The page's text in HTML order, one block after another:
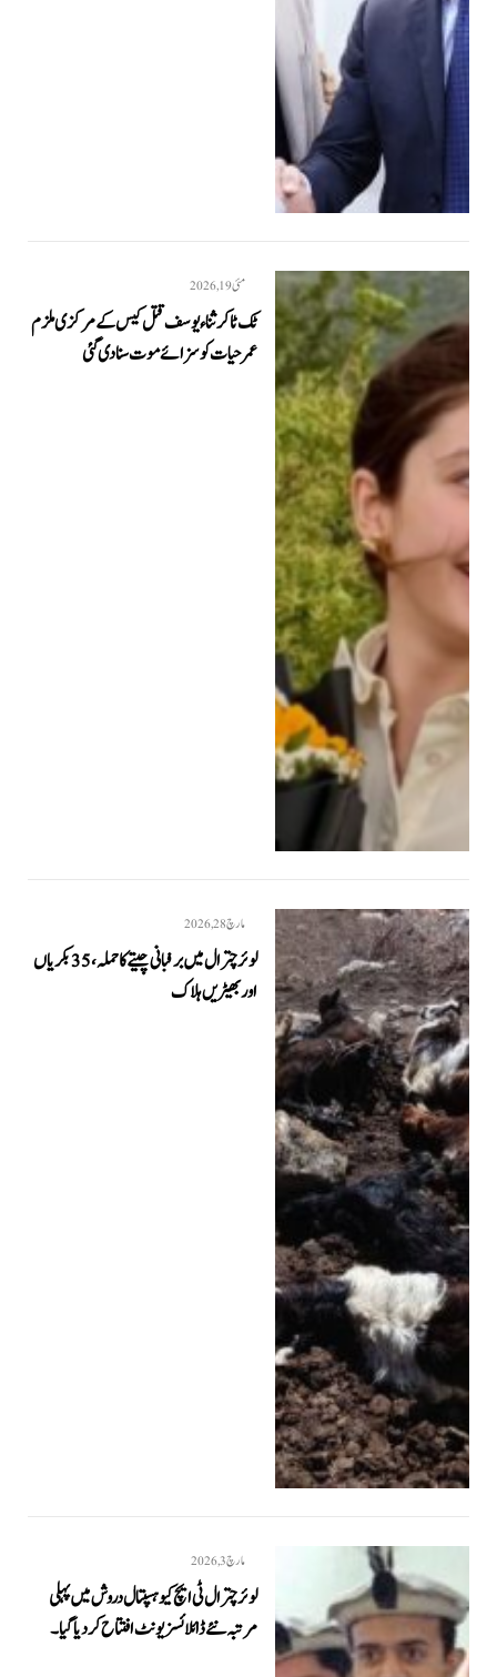
مئی 19, 2026
ٹک ٹاکر ثناء یوسف قتل کیس کے مرکزی ملزم
عمر حیات کو سزائے موت سنا دی گئی
مارچ 28, 2026
لوئر چترال میں برفبانی چیتے کا حملہ، 35 بکریاں
اور بھیڑیں ہلاک
مارچ 3, 2026
لوئر چترال ٹی ایچ کیو ہسپتال دروش میں پہلی
مرتبہ نئے ڈائلائسز یونٹ افتتاح کر دیا گیا۔